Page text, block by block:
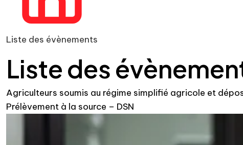
Liste des évènements
Liste des
Agriculteurs soumis au régime simplifié agricole et
Prélèvement à la source – DSN